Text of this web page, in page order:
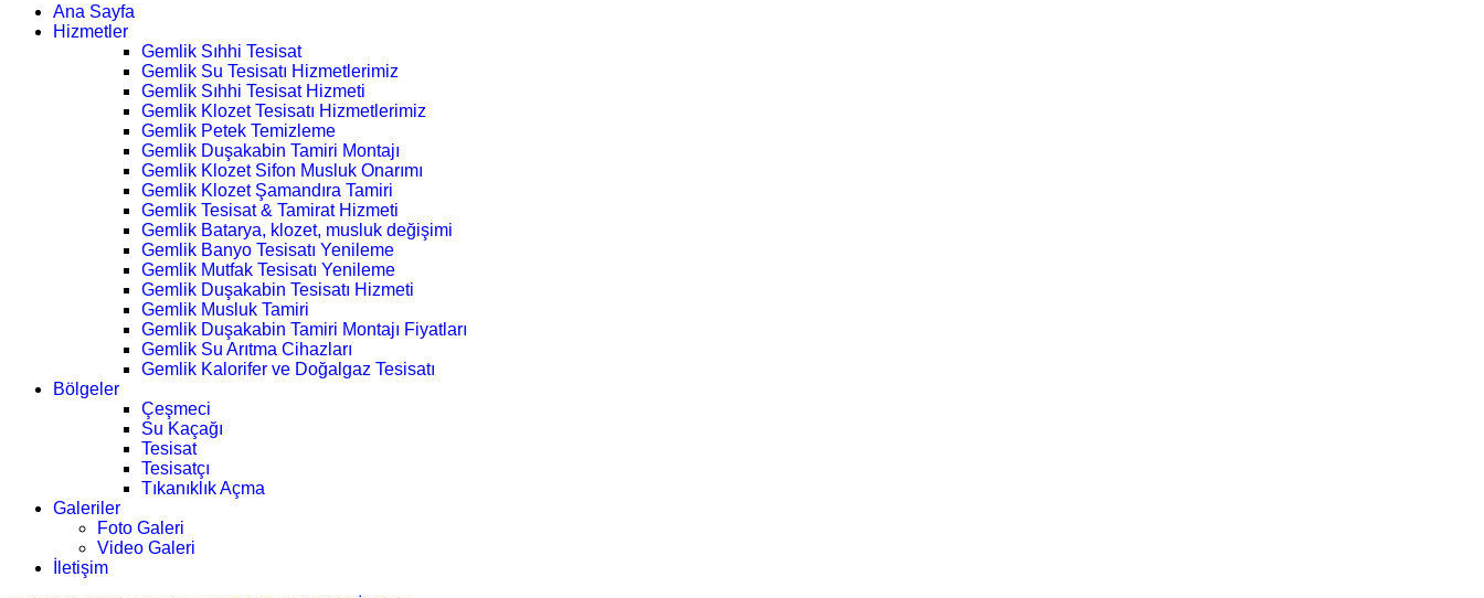
Ana Sayfa
Hizmetler
Gemlik Sıhhi Tesisat
Gemlik Su Tesisatı Hizmetlerimiz
Gemlik Sıhhi Tesisat Hizmeti
Gemlik Klozet Tesisatı Hizmetlerimiz
Gemlik Petek Temizleme
Gemlik Duşakabin Tamiri Montajı
Gemlik Klozet Sifon Musluk Onarımı
Gemlik Klozet Şamandıra Tamiri
Gemlik Tesisat & Tamirat Hizmeti
Gemlik Batarya, klozet, musluk değişimi
Gemlik Banyo Tesisatı Yenileme
Gemlik Mutfak Tesisatı Yenileme
Gemlik Duşakabin Tesisatı Hizmeti
Gemlik Musluk Tamiri
Gemlik Duşakabin Tamiri Montajı Fiyatları
Gemlik Su Arıtma Cihazları
Gemlik Kalorifer ve Doğalgaz Tesisatı
Bölgeler
Çeşmeci
Su Kaçağı
Tesisat
Tesisatçı
Tıkanıklık Açma
Galeriler
Foto Galeri
Video Galeri
İletişim